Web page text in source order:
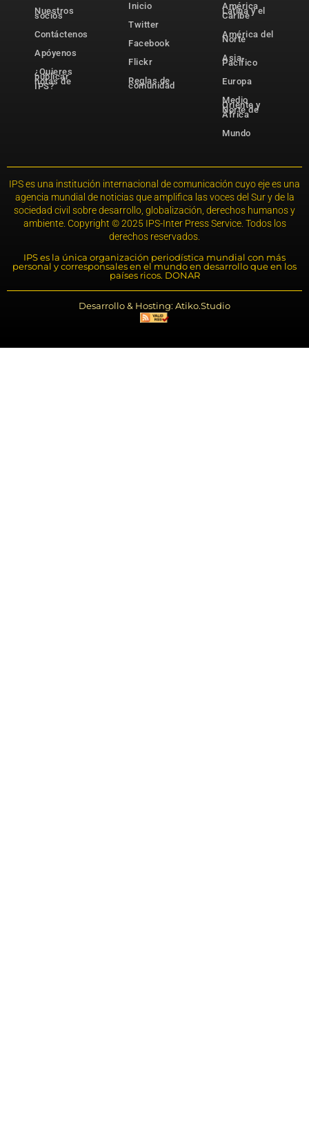
Nuestros
socios
Contáctenos
Apóyenos
¿Quieres
publicar
notas de
IPS?
Inicio
Twitter
Facebook
Flickr
Reglas de
comunidad
América
Latina y el
Caribe
América del
Norte
Asia-
Pacífico
Europa
Medio
Oriente y
Norte de
África
Mundo
IPS es una institución internacional de comunicación cuyo eje es una
agencia mundial de noticias que amplifica las voces del Sur y de la
sociedad civil sobre desarrollo, globalización, derechos humanos y
ambiente. Copyright © 2025 IPS-Inter Press Service. Todos los
derechos reservados.
IPS es la única organización periodística mundial con más
personal y corresponsales en el mundo en desarrollo que en los
países ricos. DONAR
Desarrollo & Hosting: Atiko.Studio